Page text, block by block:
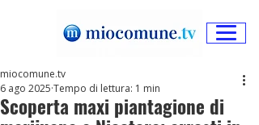
Scoperta maxi piantagione di
miocomune.tv
6 ago 2025 Tempo di lettura: 1 min